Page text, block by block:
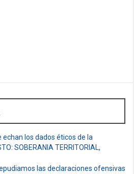
echan los dados éticos de la
SOBERANIA TERRITORIAL,
las declaraciones ofensivas